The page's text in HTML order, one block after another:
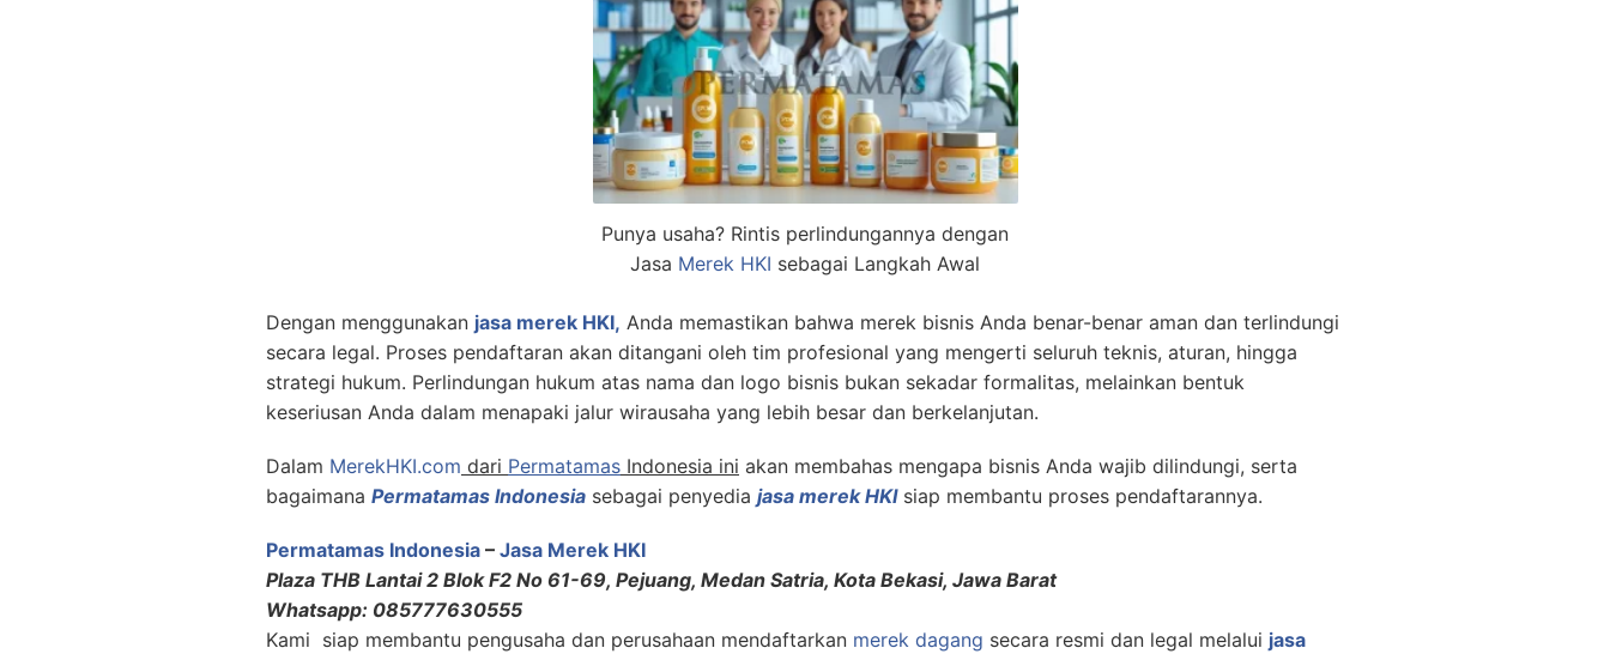
Punya usaha? Rintis perlindungannya dengan
Jasa Merek HKI sebagai Langkah Awal
Dengan menggunakan jasa merek HKI, Anda memastikan bahwa merek bisnis Anda benar-benar aman dan terlindungi
secara legal. Proses pendaftaran akan ditangani oleh tim profesional yang mengerti seluruh teknis, aturan, hingga
strategi hukum. Perlindungan hukum atas nama dan logo bisnis bukan sekadar formalitas, melainkan bentuk
keseriusan Anda dalam menapaki jalur wirausaha yang lebih besar dan berkelanjutan.
Dalam MerekHKI.com dari Permatamas Indonesia ini akan membahas mengapa bisnis Anda wajib dilindungi, serta
bagaimana Permatamas Indonesia sebagai penyedia jasa merek HKI siap membantu proses pendaftarannya.
Permatamas Indonesia – Jasa Merek HKI
Plaza THB Lantai 2 Blok F2 No 61-69, Pejuang, Medan Satria, Kota Bekasi, Jawa Barat
Whatsapp: 085777630555
Kami siap membantu pengusaha dan perusahaan mendaftarkan merek dagang secara resmi dan legal melalui jasa